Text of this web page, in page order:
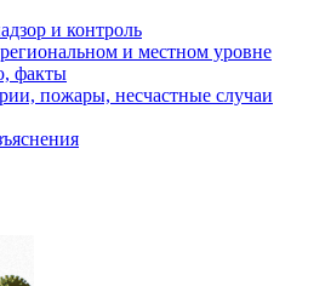
и контроль
и местном уровне
факты
пожары, несчастные случаи